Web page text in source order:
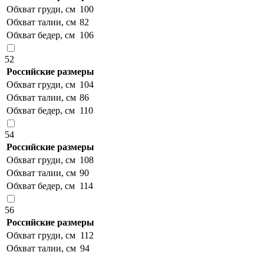
Обхват груди, см 100
Обхват талии, см 82
Обхват бедер, см 106
52
Российские размеры
Обхват груди, см 104
Обхват талии, см 86
Обхват бедер, см 110
54
Российские размеры
Обхват груди, см 108
Обхват талии, см 90
Обхват бедер, см 114
56
Российские размеры
Обхват груди, см 112
Обхват талии, см 94